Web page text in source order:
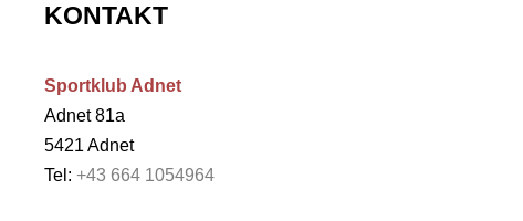
KONTAKT
Sportklub Adnet
Adnet 81a
5421 Adnet
Tel: +43 664 1054964